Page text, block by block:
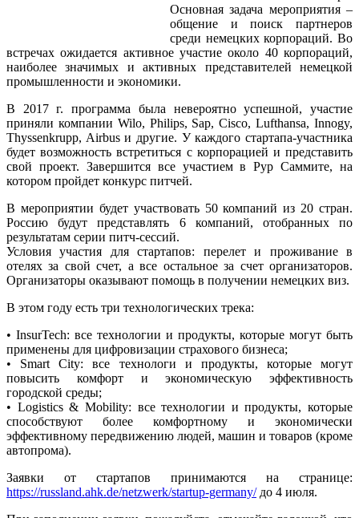
Основная задача мероприятия –
общение и поиск партнеров
среди немецких корпораций. Во
встречах ожидается активное участие около 40 корпораций,
наиболее значимых и активных представителей немецкой
промышленности и экономики.
В 2017 г. программа была невероятно успешной, участие
приняли компании Wilo, Philips, Sap, Cisco, Lufthansa, Innogy,
Thyssenkrupp, Airbus и другие. У каждого стартапа-участника
будет возможность встретиться с корпорацией и представить
свой проект. Завершится все участием в Рур Саммите, на
котором пройдет конкурс питчей.
В мероприятии будет участвовать 50 компаний из 20 стран.
Россию будут представлять 6 компаний, отобранных по
результатам серии питч-сессий.
Условия участия для стартапов: перелет и проживание в
отелях за свой счет, а все остальное за счет организаторов.
Организаторы оказывают помощь в получении немецких виз.
В этом году есть три технологических трека:
• InsurTech: все технологии и продукты, которые могут быть
применены для цифровизации страхового бизнеса;
• Smart City: все технологи и продукты, которые могут
повысить комфорт и экономическую эффективность
городской среды;
• Logistics & Mobility: все технологии и продукты, которые
способствуют более комфортному и экономически
эффективному передвижению людей, машин и товаров (кроме
автопрома).
Заявки от стартапов принимаются на странице:
https://russland.ahk.de/netzwerk/startup-germany/до 4 июля.